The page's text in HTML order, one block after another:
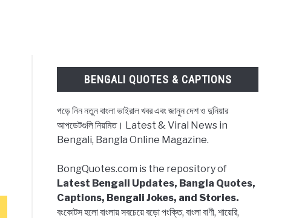
BENGALI QUOTES & CAPTIONS
পড়ে নিন নতুন বাংলা ভাইরাল খবর এবং জানুন দেশ ও দুনিয়ার
আপডেটগুলি নিয়মিত। Latest & Viral News in
Bengali, Bangla Online Magazine.
BongQuotes.com is the repository of
Latest Bengali Updates, Bangla Quotes,
Captions, Bengali Jokes, and Stories.
বংকোটস হলো বাংলায় সবচেয়ে বড়ো পংক্তি, বাংলা বাণী, শায়েরি,